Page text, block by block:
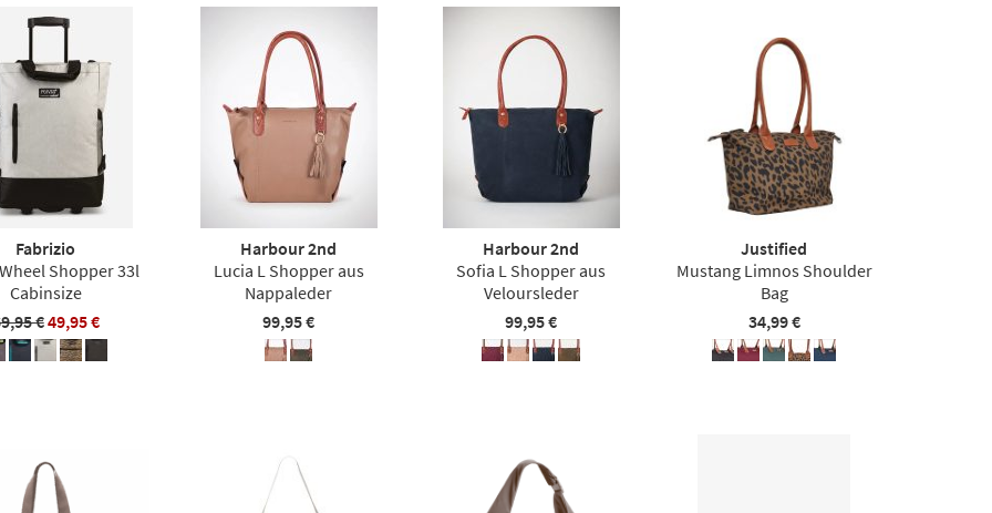
Fabrizio
Shopper 33l
Cabinsize
€49,95 €
Harbour 2nd
Lucia L Shopper aus
Nappaleder
99,95 €
Harbour 2nd
Sofia L Shopper aus
Veloursleder
99,95 €
Justified
Mustang Limnos Shoulder
Bag
34,99 €